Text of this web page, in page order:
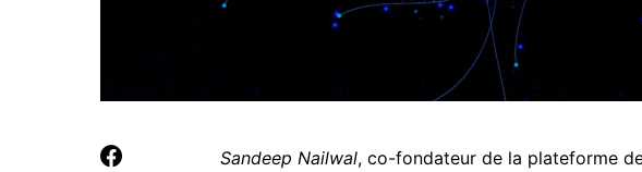
Sandeep Nailwal, co-fondateur de la plateforme